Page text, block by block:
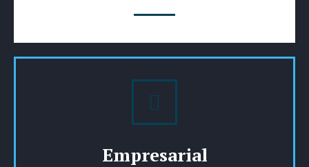
Empresarial